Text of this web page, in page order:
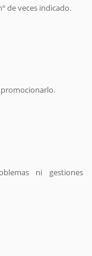
de veces indicado.
ni gestiones